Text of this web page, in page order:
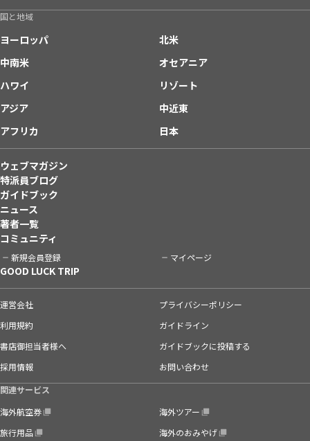
国と地域
ヨーロッパ
北米
中南米
オセアニア
ハワイ
リゾート
アジア
中近東
アフリカ
日本
ウェブマガジン
特派員ブログ
ガイドブック
ニュース
著者一覧
コミュニティ
新規会員登録 マイページ
GOOD LUCK TRIP
運営会社
プライバシーポリシー
利用規約
ガイドライン
書店御担当者様へ
ガイドブックに投稿する
採用情報
お問い合わせ
関連サービス
海外航空券
海外ツアー
旅行用品
海外のおみやげ